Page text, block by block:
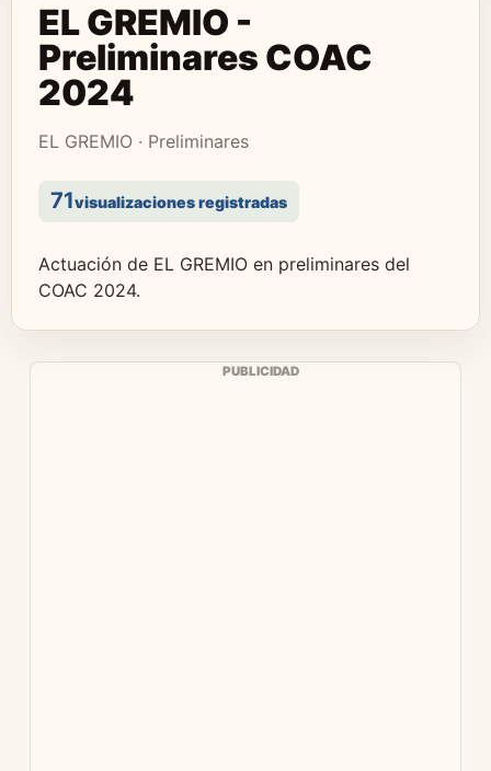
EL GREMIO -
Preliminares COAC
2024
EL GREMIO · Preliminares
71visualizaciones registradas
Actuación de EL GREMIO en preliminares del
COAC 2024.
PUBLICIDAD